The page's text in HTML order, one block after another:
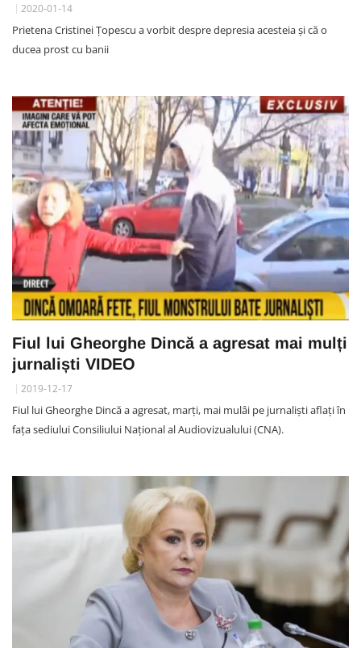
2020-01-14
Prietena Cristinei Țopescu a vorbit despre depresia acesteia și că o
ducea prost cu banii
Fiul lui Gheorghe Dincă a agresat mai mulți
jurnaliști VIDEO
2019-12-17
Fiul lui Gheorghe Dincă a agresat, marți, mai mulâi pe jurnaliști aflați în
fața sediului Consiliului Național al Audiovizualului (CNA).